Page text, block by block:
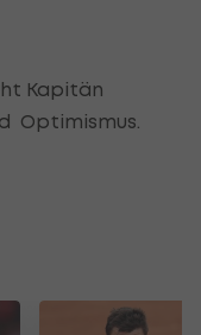
Kapitän
Optimismus.